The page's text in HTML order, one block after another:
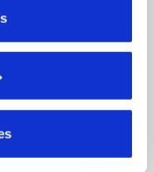
de Cookies